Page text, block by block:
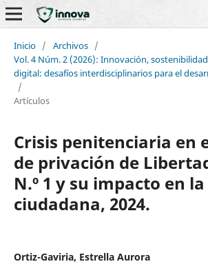
Inicio / Archivos /
Vol. 4 Núm. 2 (2026): Innovación,
digital: desafíos interdisciplinarios para el
/
Artículos
Crisis penitenciaria en
de privación de
N.º 1 y su impacto en
ciudadana, 2024.
Ortiz-Gaviria, Estrella Aurora